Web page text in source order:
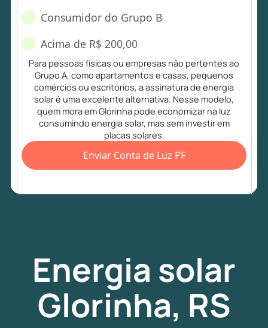
Consumidor do Grupo B
Acima de R$ 200,00
Para pessoas físicas ou empresas não pertentes ao
Grupo A, como apartamentos e casas, pequenos
comércios ou escritórios, a assinatura de energia
solar é uma excelente alternativa. Nesse modelo,
quem mora em Glorinha pode economizar na luz
consumindo energia solar, mas sem investir em
placas solares.
Enviar Conta de Luz PF
Energia solar
Glorinha, RS